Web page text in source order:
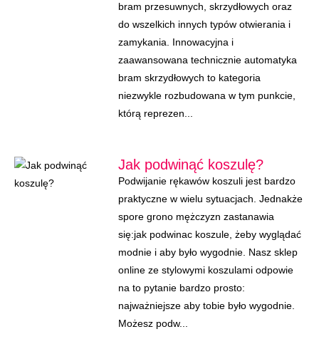
bram przesuwnych, skrzydłowych oraz
do wszelkich innych typów otwierania i
zamykania. Innowacyjna i
zaawansowana technicznie automatyka
bram skrzydłowych to kategoria
niezwykle rozbudowana w tym punkcie,
którą reprezen...
Jak podwinąć koszulę?
Podwijanie rękawów koszuli jest bardzo
praktyczne w wielu sytuacjach. Jednakże
spore grono mężczyzn zastanawia
się:jak podwinac koszule, żeby wyglądać
modnie i aby było wygodnie. Nasz sklep
online ze stylowymi koszulami odpowie
na to pytanie bardzo prosto:
najważniejsze aby tobie było wygodnie.
Możesz podw...